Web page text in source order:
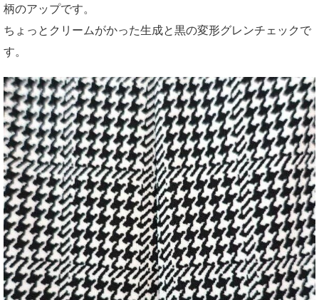
柄のアップです。
ちょっとクリームがかった生成と黒の変形グレンチェックで
す。